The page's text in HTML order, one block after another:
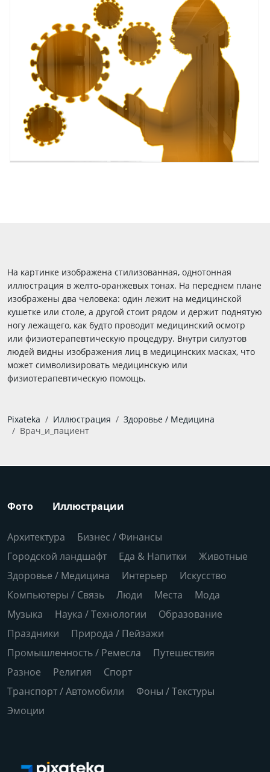
На картинке изображена стилизованная, однотонная
иллюстрация в желто-оранжевых тонах. На переднем плане
изображены два человека: один лежит на медицинской
кушетке или столе, а другой стоит рядом и держит поднятую
ногу лежащего, как будто проводит медицинский осмотр
или физиотерапевтическую процедуру. Внутри силуэтов
людей видны изображения лиц в медицинских масках, что
может символизировать медицинскую или
физиотерапевтическую помощь.
Pixateka Иллюстрация
Здоровье / Медицина
Врач_и_пациент
Фото Иллюстрации
Архитектура
Бизнес / Финансы
Городской ландшафт
Еда & Напитки
Животные
Здоровье / Медицина
Интерьер
Искусство
Компьютеры / Связь
Люди Места
Мода
Музыка
Наука / Технологии
Образование
Праздники
Природа / Пейзажи
Промышленность / Ремесла
Путешествия
Разное
Религия
Спорт
Транспорт / Автомобили
Фоны / Текстуры
Эмоции